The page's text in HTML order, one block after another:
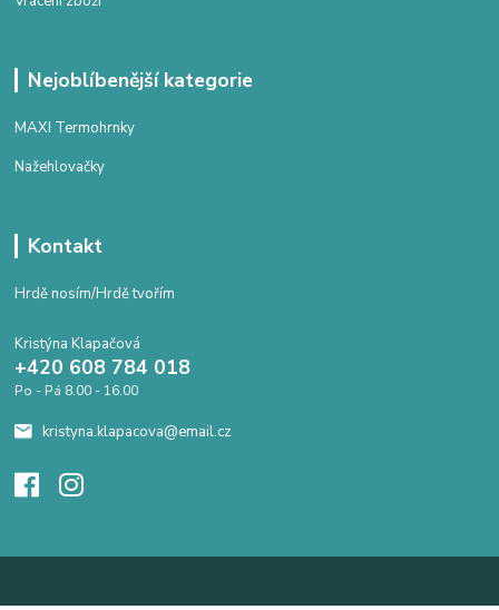
Nejoblíbenější kategorie
MAXI Termohrnky
Nažehlovačky
Kontakt
Hrdě nosím/Hrdě tvořím
Kristýna Klapačová
+420 608 784 018
Po - Pá 8.00 - 16.00
kristyna.klapacova@email.cz